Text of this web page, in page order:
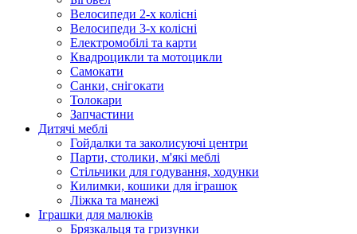
Велосипеди 2-х колісні
Велосипеди 3-х колісні
Електромобілі та карти
Квадроцикли та мотоцикли
Самокати
Санки, снігокати
Толокари
Запчастини
Дитячі меблі
Гойдалки та заколисуючі центри
Парти, столики, м'які меблі
Стільчики для годування, ходунки
Килимки, кошики для іграшок
Ліжка та манежі
Іграшки для малюків
Брязкальця та гризунки